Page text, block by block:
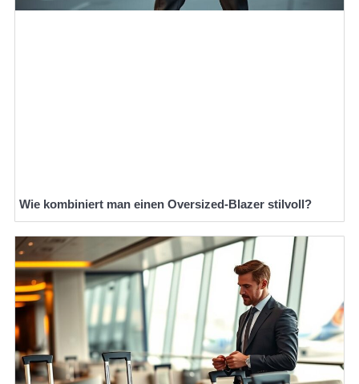
Wie kombiniert man einen Oversized-Blazer stilvoll?